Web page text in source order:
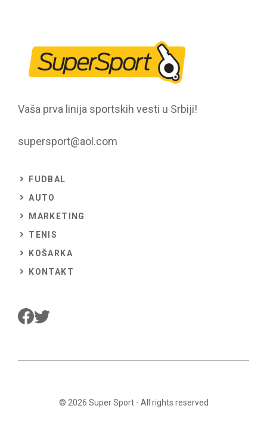
Vaša prva linija sportskih vesti u Srbiji!
supersport@aol.com
FUDBAL
AUTO
MARKETING
TENIS
KOŠARKA
KONTAKT
© 2026 Super Sport- All rights reserved